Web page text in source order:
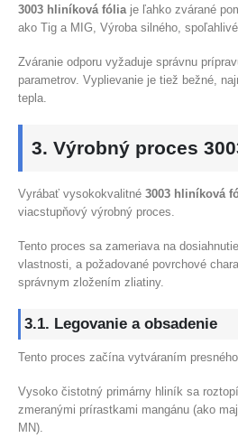
3003 hliníková fólia je ľahko zvárané
ako Tig a MIG, Výroba silného,
Zváranie odporu vyžaduje správnu
parametrov. Vyplievanie je tiež bežné,
tepla.
3. Výrobný proces
Vyrábať vysokokvalitné 3003 hliníková
viacstupňový výrobný proces.
Tento proces sa zameriava na
vlastnosti, a požadované povrchové
správnym zložením zliatiny.
3.1. Legovanie a obsadenie
Tento proces začína vytváraním
Vysoko čistotný primárny hliník sa
zmeranými prírastkami mangánu (ako
MN).